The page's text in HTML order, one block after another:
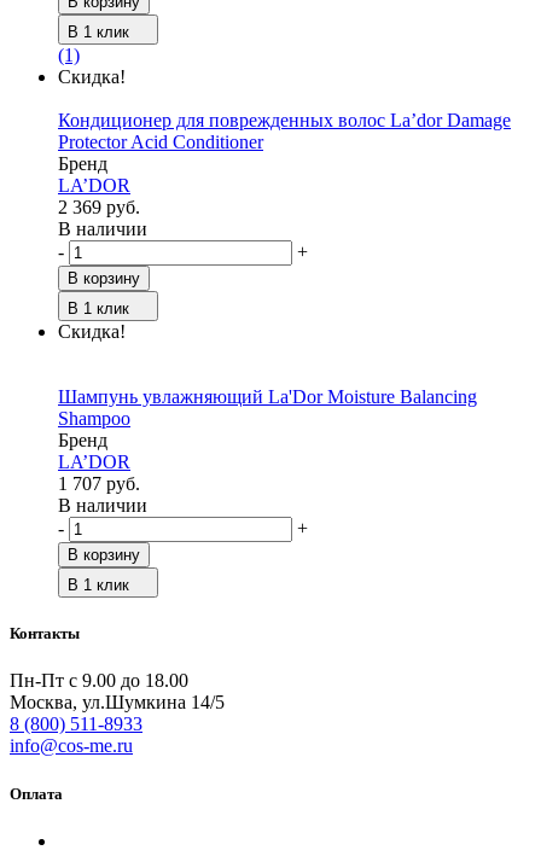
В 1 клик
(1)
Скидка!
Кондиционер для поврежденных волос La’dor Damage
Protector Acid Conditioner
Бренд
LA’DOR
2 369 руб.
В наличии
-
+
В корзину
В 1 клик
Скидка!
Шампунь увлажняющий La'Dor Moisture Balancing
Shampoo
Бренд
LA’DOR
1 707 руб.
В наличии
-
+
В корзину
В 1 клик
Контакты
Пн-Пт с 9.00 до 18.00
Москва, ул.Шумкина 14/5
8 (800) 511-8933
info@cos-me.ru
Оплата